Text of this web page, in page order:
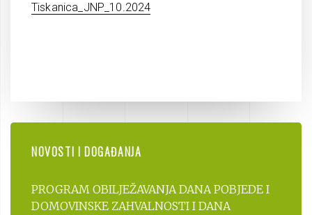
Tiskanica_JNP_10.2024
NOVOSTI I DOGAĐANJA
PROGRAM OBILJEŽAVANJA DANA POBJEDE I
DOMOVINSKE ZAHVALNOSTI I DANA